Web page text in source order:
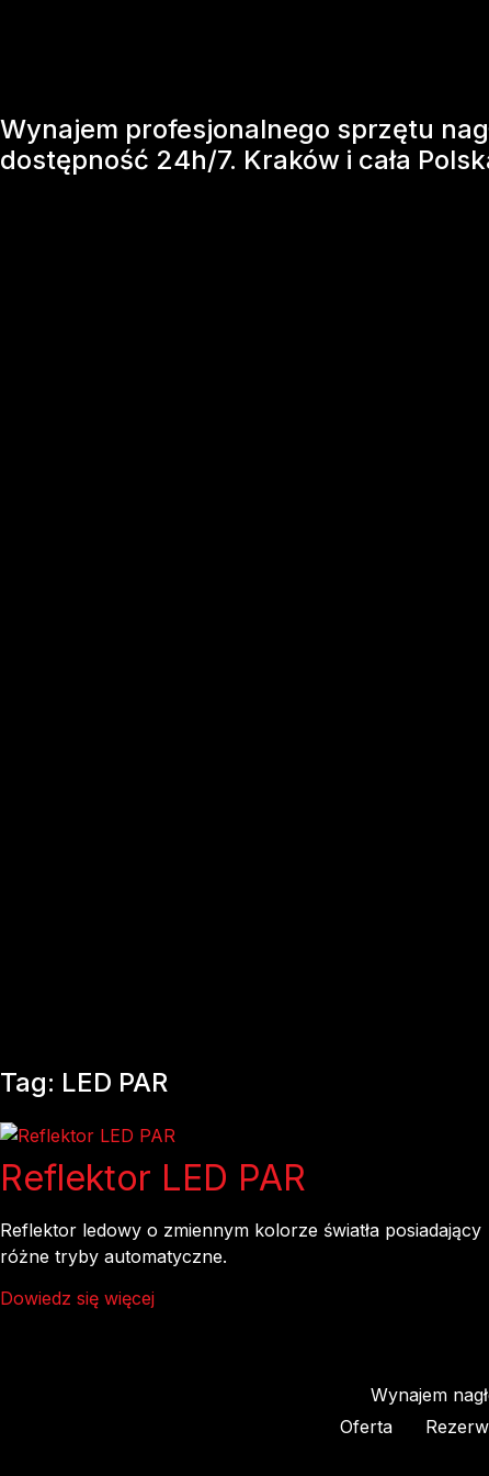
Wynajem profesjonalnego sprzętu
dostępność 24h/7. Kraków i cała
Tag: LED PAR
Reflektor LED PAR
Reflektor ledowy o zmiennym kolorze światła posiadający
różne tryby automatyczne.
Dowiedz się więcej
Wynajem
Oferta